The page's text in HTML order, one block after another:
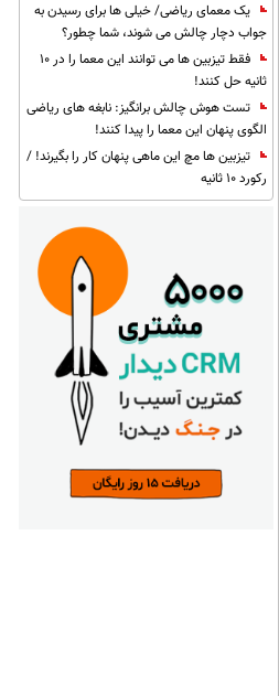
یک معمای ریاضی/ خیلی ها برای رسیدن به
جواب دچار چالش می شوند، شما چطور؟
فقط تیزبین ها می توانند این معما را در 10
ثانیه حل کنند!
تست هوش چالش برانگیز: نابغه های ریاضی
الگوی پنهان این معما را پیدا کنند!
تیزبین ها مچ این ماهی پنهان کار را بگیرند! /
رکورد 10 ثانیه